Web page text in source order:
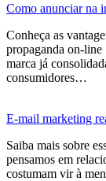
Como anunciar na
Conheça as
propaganda on-line
marca já
consumidores…
E-mail marketing
Saiba mais sobre
pensamos em
costumam vir à